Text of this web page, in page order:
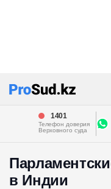
1401
Телефон доверия
Верховного суда
в Индии